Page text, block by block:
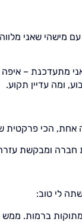
מישהי שאני
מתעדכנת –
ומה עדיין תקוע.
אחת, הכי פרקטית
חברה ומבקשת
לי טוב:
ברמות. ממש